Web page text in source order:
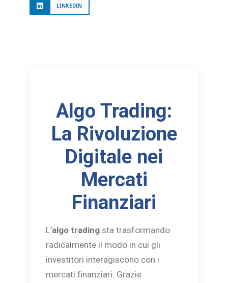
LINKEDIN
Algo Trading:
La Rivoluzione
Digitale nei
Mercati
Finanziari
L’algo trading sta trasformando
radicalmente il modo in cui gli
investitori interagiscono con i
mercati finanziari. Grazie